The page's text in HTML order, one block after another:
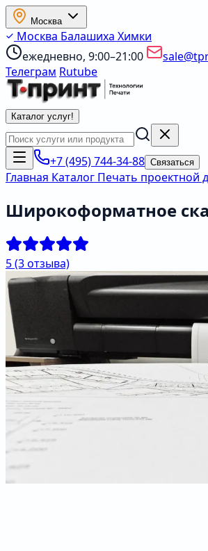
Москва
Москва Балашиха Химки
ежедневно, 9:00–21:00
Телеграм Rutube
Каталог услуг!
+7 (495) 744-34-88 Связаться
Главная Каталог Печать проектной
Широкоформатное
5(3 отзыва)